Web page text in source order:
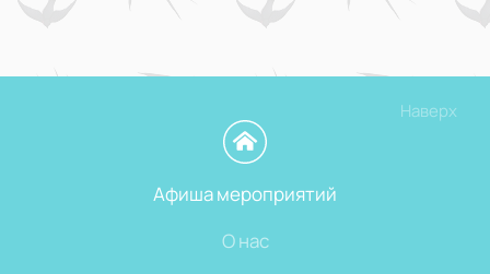
Наверх
Афиша мероприятий
О нас